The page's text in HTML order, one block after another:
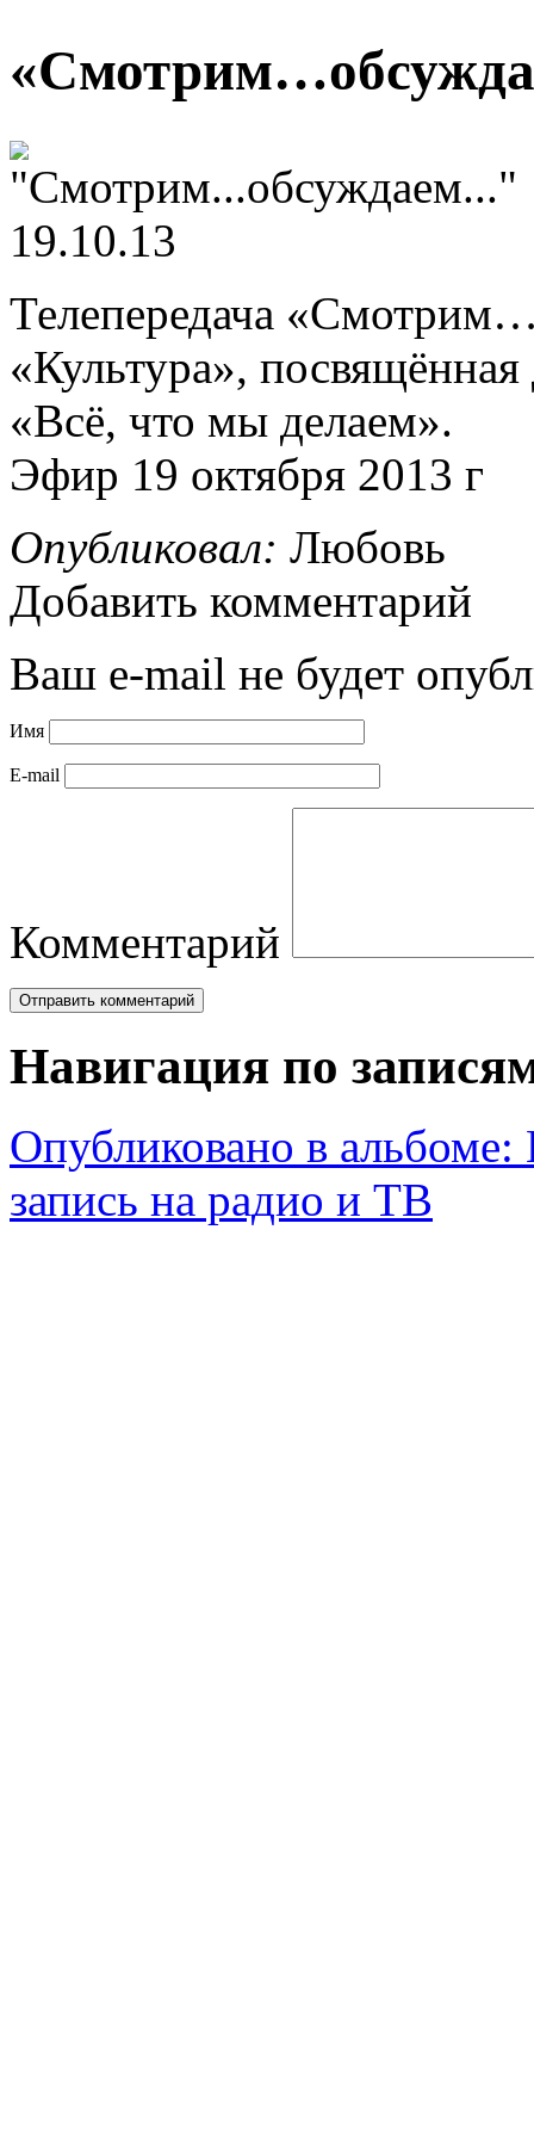
Телепередача
«Культура»,
«Всё, что мы делаем».
Эфир 19 октября 2013 г
Опубликовал: Любовь
Добавить комментарий
Ваш e-mail не будет
Имя
E-mail
Комментарий
Навигация по
Опубликовано в альбоме:
запись на радио и ТВ